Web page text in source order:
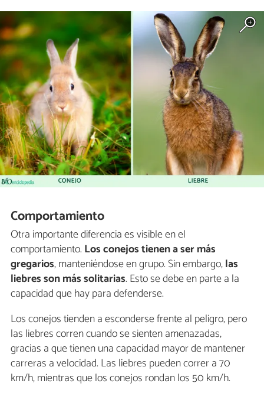
Comportamiento
Otra importante diferencia es visible en el
comportamiento. Los conejos tienen a ser más
gregarios, manteniéndose en grupo. Sin embargo,las
liebres son más solitarias. Esto se debe en parte a la
capacidad que hay para defenderse.
Los conejos tienden a esconderse frente al peligro, pero
las liebres corren cuando se sienten amenazadas,
gracias a que tienen una capacidad mayor de mantener
carreras a velocidad. Las liebres pueden correr a 70
km/h, mientras que los conejos rondan los 50 km/h.